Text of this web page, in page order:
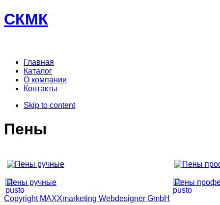
СКМК
Главная
Каталог
О компании
Контакты
Skip to content
Пены
Пены ручные
Пены
Copyright MAXXmarketing Webdesigner GmbH